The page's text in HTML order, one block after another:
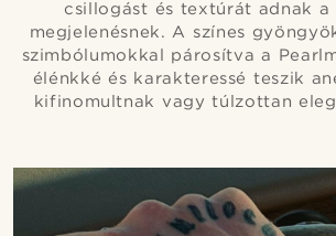
csillogást és textúrát adnak
megjelenésnek. A színes
szimbólumokkal párosítva a
élénkké és karakteressé teszik
kifinomultnak vagy túlzottan